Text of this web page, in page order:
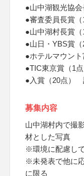
●山中湖観光協
●審査委員長賞
●山中湖村長賞
●山日・YBS賞
●ホテルマウン
●TIC東京賞（1
●入賞（20点）
募集内容
山中湖村内で撮
材とした写真
※環境に配慮し
※未発表で他に
に限る